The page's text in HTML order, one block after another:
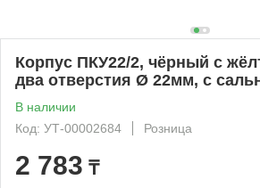
Корпус ПКУ22/2, чёрный с
два отверстия Ø 22мм, с
В наличии
Код: УТ-00002684
Розница
2 783 ₸